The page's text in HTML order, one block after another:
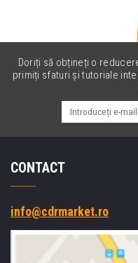
Doriți să obțineți o
primiți sfaturi și tutoriale
CONTACT
info@cdrmarket.ro